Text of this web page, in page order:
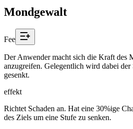
Mondgewalt
Fee
Der Anwender macht sich die Kraft des
anzugreifen. Gelegentlich wird dabei
gesenkt.
effekt
Richtet Schaden an. Hat eine 30%ige
des Ziels um eine Stufe zu senken.